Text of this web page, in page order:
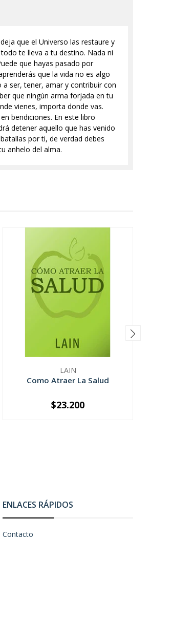
que el Universo las restaure y
te lleva a tu destino. Nada ni
que hayas pasado por
que la vida no es algo
ser, tener, amar y contribuir con
que ningún arma forjada en tu
vienes, importa donde vas.
bendiciones. En este libro
detener aquello que has venido
por ti, de verdad debes
anhelo del alma.
LAIN
Como Atraer La Salud
+
$23.200
ENLACES RÁPIDOS
Contacto